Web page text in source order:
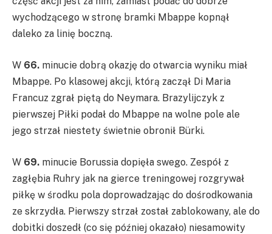
wychodzącego w stronę bramki Mbappe kopnął
daleko za linię boczną.
W 66. minucie dobrą okazję do otwarcia wyniku miał
Mbappe. Po klasowej akcji, którą zaczął Di Maria
Francuz zgrał piętą do Neymara. Brazylijczyk z
pierwszej Piłki podał do Mbappe na wolne pole ale
jego strzał niestety świetnie obronił Bürki.
W 69. minucie Borussia dopięła swego. Zespół z
zagłębia Ruhry jak na gierce treningowej rozgrywał
piłkę w środku pola doprowadzając do dośrodkowania
ze skrzydła. Pierwszy strzał został zablokowany, ale do
dobitki doszedł (co się później okazało) niesamowity